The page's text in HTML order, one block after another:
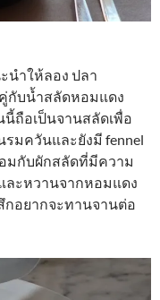
นำให้ลอง ปลา
กับน้ำสลัดหอมแดง
ถือเป็นจานสลัดเพื่อ
มควันและยังมี fennel
มกับผักสลัดที่มีความ
ละหวานจากหอมแดง
กอยากจะทานจานต่อ